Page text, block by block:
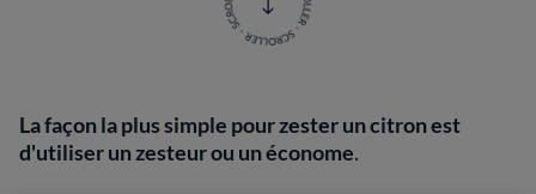
La façon la plus simple pour zester un citron est
d'utiliser un zesteur ou un économe.